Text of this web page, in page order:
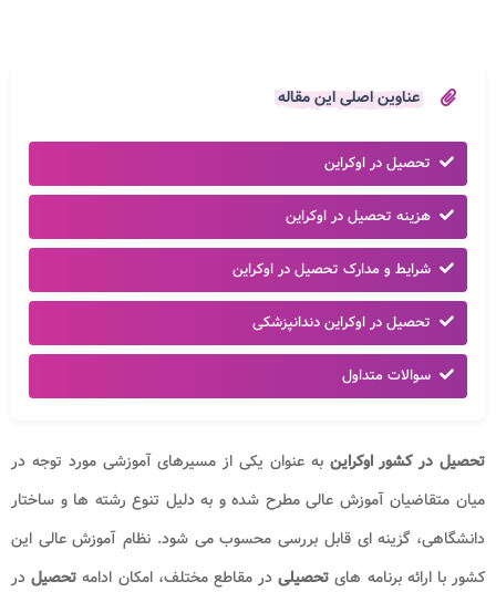
عناوین اصلی این مقاله
تحصیل در اوکراین
هزینه تحصیل در اوکراین
شرایط و مدارک تحصیل در اوکراین
تحصیل در اوکراین دندانپزشکی
سوالات متداول
تحصیل در کشور اوکراین به عنوان یکی از مسیرهای آموزشی مورد توجه در
میان متقاضیان آموزش عالی مطرح شده و به دلیل تنوع رشته ها و ساختار
دانشگاهی، گزینه ای قابل بررسی محسوب می شود. نظام آموزش عالی این
کشور با ارائه برنامه های تحصیلی در مقاطع مختلف، امکان ادامه تحصیل در